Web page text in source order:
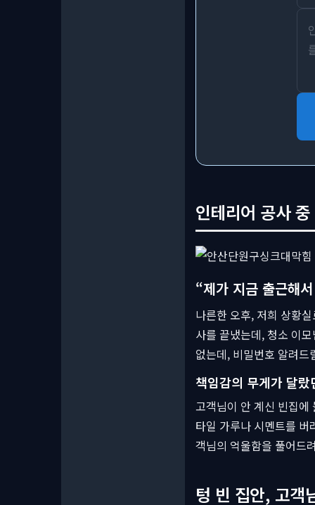
인테리어 공사
“제가 지금 출근해
나른한 오후, 저희 상황
사를 끝냈는데, 청소 이
없는데, 비밀번호 알려드
책임감의 무게가 달랐
고객님이 안 계신 빈집에
타일 가루나 시멘트를
객님의 억울함을 풀어드
텅 빈 집안, 고객